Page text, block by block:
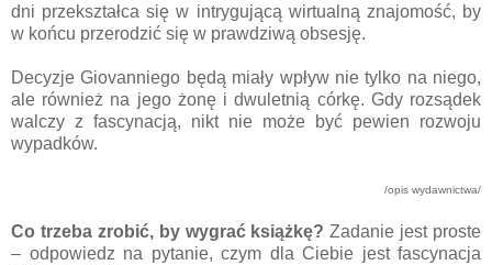
dni przekształca się w intrygującą wirtualną znajomość, by
w końcu przerodzić się w prawdziwą obsesję.
Decyzje Giovanniego będą miały wpływ nie tylko na niego,
ale również na jego żonę i dwuletnią córkę. Gdy rozsądek
walczy z fascynacją, nikt nie może być pewien rozwoju
wypadków.
/opis wydawnictwa/
Co trzeba zrobić, by wygrać książkę? Zadanie jest proste
– odpowiedz na pytanie, czym dla Ciebie jest fascynacja